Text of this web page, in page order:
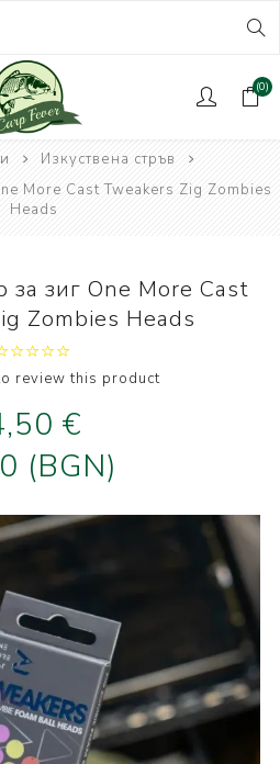
(0)
Изкуствена стръв
More Cast Tweakers Zig Zombies
Heads
за зиг One More Cast
Zombies Heads
review this product
€
(BGN)